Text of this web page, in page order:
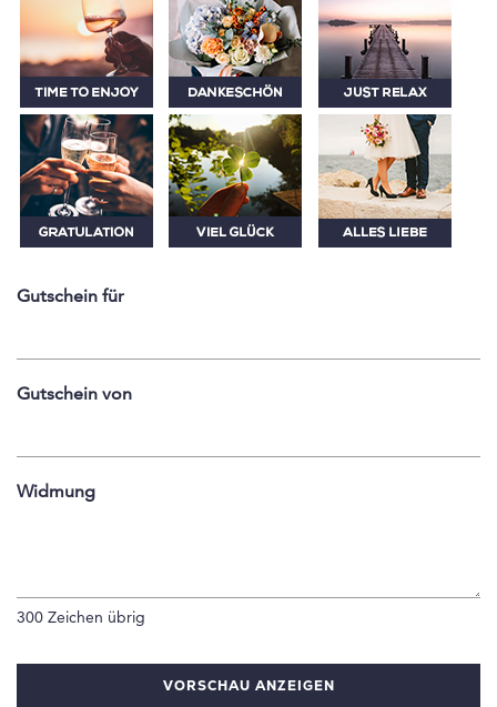
Gutschein für
Gutschein von
Widmung
300 Zeichen übrig
VORSCHAU ANZEIGEN